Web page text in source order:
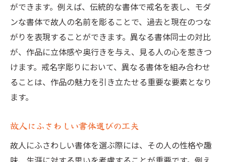
ができます。例えば、伝統的な書体で戒名を表し、モダ
ンな書体で故人の名前を彫ることで、過去と現在のつな
がりを表現することができます。異なる書体同士の対比
が、作品に立体感や奥行きを与え、見る人の心を惹きつ
けます。戒名字彫りにおいて、異なる書体を組み合わせ
ることは、作品の魅力を引き立たせる重要な要素となり
ます。
故人にふさわしい書体選びの工夫
故人にふさわしい書体を選ぶ際には、その人の性格や趣